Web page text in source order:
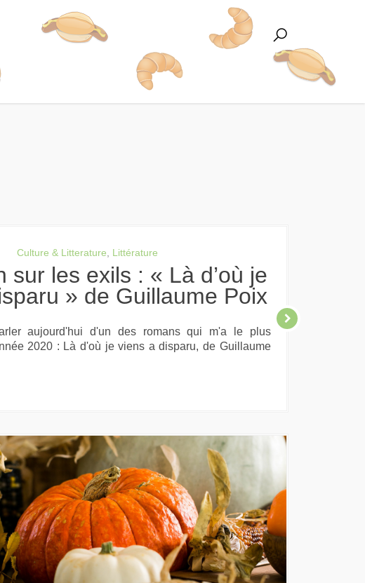
Culture & Litterature Littérature
» de Guillaume Poix
aujourd'hui d'un des romans qui m'a le plus
2020 : Là d'où je viens a disparu, de Guillaume